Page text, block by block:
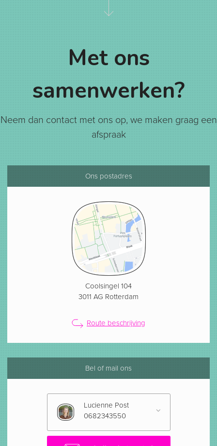
Met ons
samenwerken?
Neem dan contact met ons op, we maken graag een
afspraak
Ons postadres
Coolsingel 104
3011 AG Rotterdam
Route beschrijving
Bel of mail ons
Lucienne Post
0682343550